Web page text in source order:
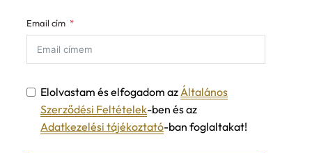
Email cím
Elolvastam és elfogadom azÁltalános
Szerződési Feltételek-ben és az
Adatkezelési tájékoztató-ban foglaltakat!